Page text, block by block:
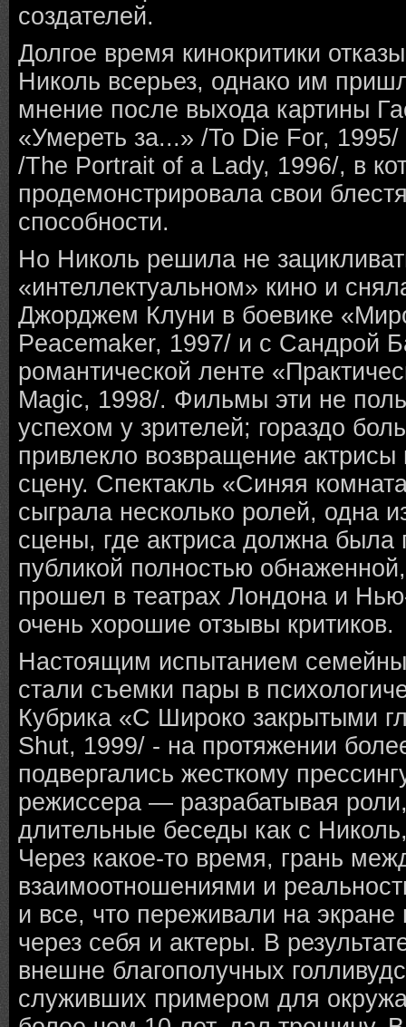
создателей.
Долгое время кинокритики
Николь всерьез, однако им
мнение после выхода картины
«Умереть за...» /To Die For,
/The Portrait of a Lady, 1996/, в
продемонстрировала свои
способности.
Но Николь решила не
«интеллектуальном» кино и
Джорджем Клуни в боевике
Peacemaker, 1997/ и с Сандрой
романтической ленте
Magic, 1998/. Фильмы эти не
успехом у зрителей; гораздо
привлекло возвращение актрисы
сцену. Спектакль «Синяя
сыграла несколько ролей, одна
сцены, где актриса должна была
публикой полностью
прошел в театрах Лондона и
очень хорошие отзывы критиков.
Настоящим испытанием
стали съемки пары в
Кубрика «С Широко закрытыми
Shut, 1999/ - на протяжении
подвергались жесткому
режиссера — разрабатывая
длительные беседы как с
Через какое-то время, грань
взаимоотношениями и
и все, что переживали на экране
через себя и актеры. В
внешне благополучных
служивших примером для